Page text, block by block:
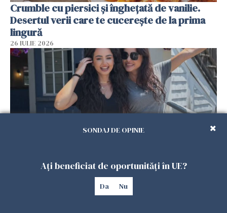
Crumble cu piersici și înghețată de vanilie.
Desertul verii care te cucerește de la prima
lingură
26 IULIE 2026
Cum au devenit două românce de neînlocuit
într-un restaurant din SUA. Patronul: „Nu știu
ce o să mă fac fără voi”
SONDAJ DE OPINIE
Ați beneficiat de oportunități în UE?
Da Nu